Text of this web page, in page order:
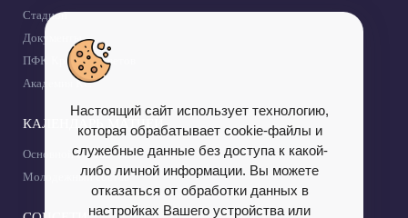
Стадион
Документы
ПФК Крылья Советов
Академия КС
КАЛЕНДАРЬ МАТЧЕЙ
Основной состав
Молодежный состав
Настоящий сайт использует технологию,
которая обрабатывает cookie-файлы и
служебные данные без доступа к какой-
либо личной информации. Вы можете
отказаться от обработки данных в
настройках Вашего устройства или